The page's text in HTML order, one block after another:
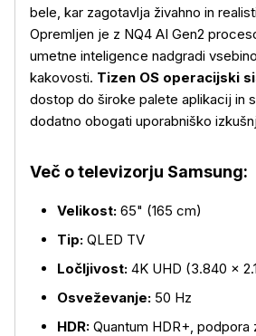
bele, kar zagotavlja živahno in
Opremljen je z NQ4 AI Gen2
umetne inteligence nadgradi
kakovosti. Tizen OS operacijski
dostop do široke palete aplikacij in
dodatno obogati uporabniško
Več o televizorju Samsung:
Velikost: 65" (165 cm)
Tip: QLED TV
Ločljivost: 4K UHD (3.840 ×
Osveževanje: 50 Hz
HDR: Quantum HDR+, podpora